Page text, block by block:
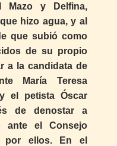
Mazo y Delfina,
hizo agua, y al
que subió como
de su propio
a la candidata de
María Teresa
el petista Óscar
de denostar a
ante el Consejo
por ellos. En el